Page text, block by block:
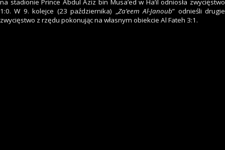
na stadionie Prince Abdul Aziz bin Musa’ed w Ha’il odniosła zwycięstwo
1:0. W 9. kolejce (23 października) „Za’eem Al-Janoub” odnieśli drugie
zwycięstwo z rzędu pokonując na własnym obiekcie Al Fateh 3:1.